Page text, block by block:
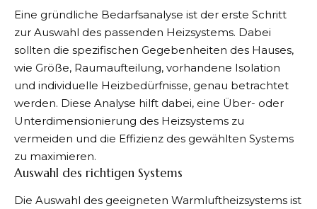
Eine gründliche Bedarfsanalyse ist der erste Schritt
zur Auswahl des passenden Heizsystems. Dabei
sollten die spezifischen Gegebenheiten des Hauses,
wie Größe, Raumaufteilung, vorhandene Isolation
und individuelle Heizbedürfnisse, genau betrachtet
werden. Diese Analyse hilft dabei, eine Über- oder
Unterdimensionierung des Heizsystems zu
vermeiden und die Effizienz des gewählten Systems
zu maximieren.
Auswahl des richtigen Systems
Die Auswahl des geeigneten Warmluftheizsystems ist